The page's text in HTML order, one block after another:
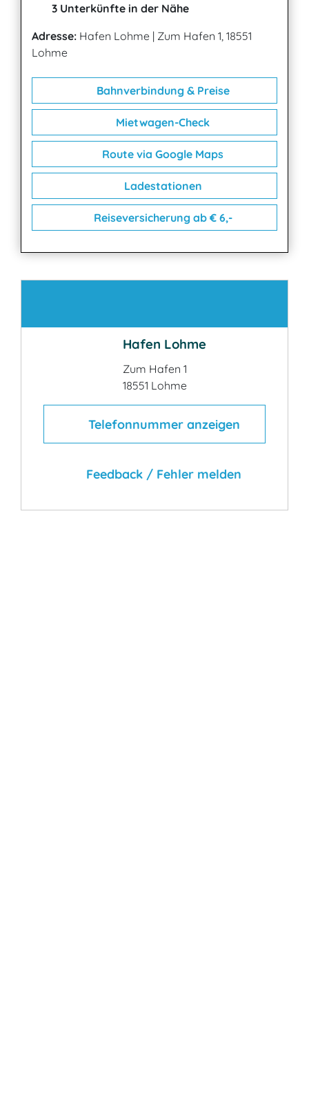
3 Unterkünfte in der Nähe
Adresse: Hafen Lohme | Zum Hafen 1, 18551
Lohme
Bahnverbindung & Preise
Mietwagen-Check
Route via Google Maps
Ladestationen
Reiseversicherung ab € 6,-
Hafen Lohme
Zum Hafen 1
18551 Lohme
Telefonnummer anzeigen
Feedback / Fehler melden